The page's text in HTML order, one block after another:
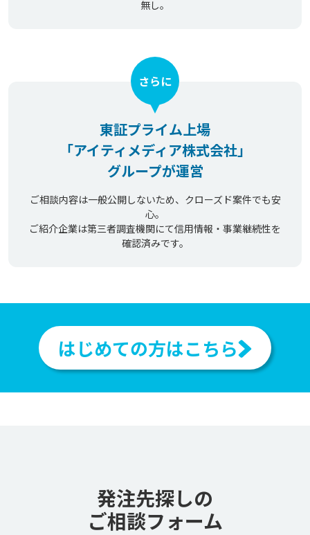
無し。
東証プライム上場
「アイティメディア株式会社」
グループが運営
さらに
ご相談内容は一般公開しないため、クローズド案件でも安
心。
ご紹介企業は第三者調査機関にて信用情報・事業継続性を
確認済みです。
はじめての方はこちら
発注先探しの
ご相談フォーム